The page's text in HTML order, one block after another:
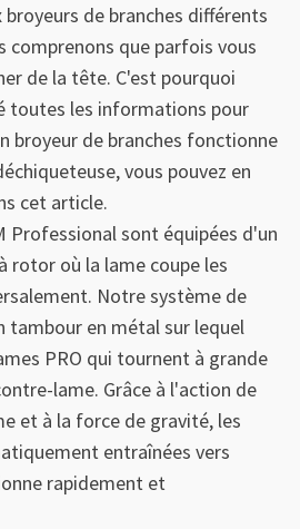
Grâce aux doubles supports
est facile à déplacer. Un
sur le châssis qui arrête
en cas d'urgence.
d'une position de repli où
inclinée vers l'arrière pour
de place au stockage. En outre,
l'entretien de la machine, par
des lames.
de branches différents
comprenons que parfois vous
de la tête. C'est pourquoi
toutes les informations pour
broyeur de branches fonctionne
vous pouvez en
cet article.
Professional sont équipées d'un
rotor où la lame coupe les
Notre système de
tambour en métal sur lequel
PRO qui tournent à grande
lame. Grâce à l'action de
et à la force de gravité, les
entraînées vers
rapidement et